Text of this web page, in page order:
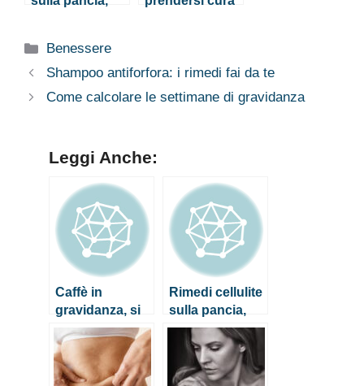
protezione
individuale
Categorie
Benessere
Shampoo antiforfora: i rimedi fai da te
Come calcolare le settimane di gravidanza
Leggi Anche:
Caffè in
gravidanza, si
può o non si
può?
Rimedi cellulite
sulla pancia,
quali sono i più
efficaci?